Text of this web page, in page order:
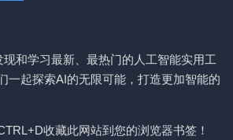
现和学习最新、最热门的人工智能实用工
一起探索AI的无限可能，打造更加智能的
收藏此网站到您的浏览器书签！